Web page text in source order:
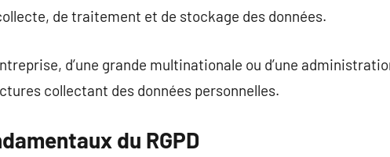
de traitement et de stockage des données.
d’une grande multinationale ou d’une
collectant des données personnelles.
du RGPD